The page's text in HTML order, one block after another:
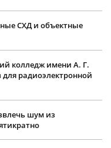
СХД и объектные
колледж имени А. Г.
для радиоэлектронной
шум из